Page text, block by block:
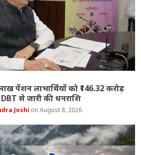
पेंशन लाभार्थियों को ₹146.32 करोड़
से जारी की धनराशि
Joshi August 8, 2026